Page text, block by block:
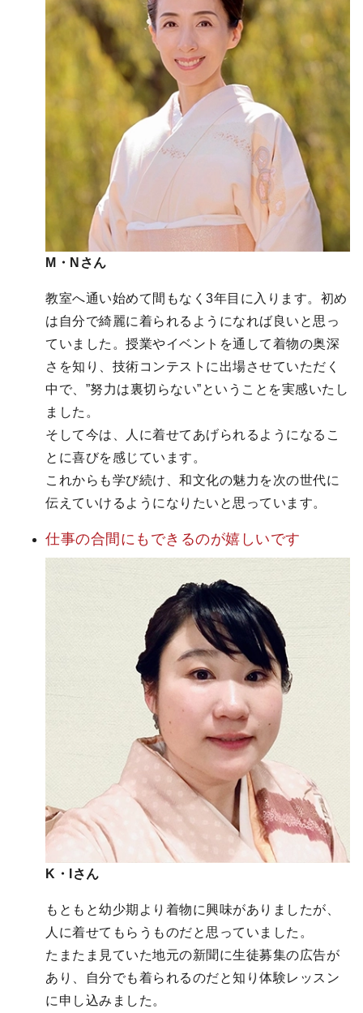
M・Nさん
教室へ通い始めて間もなく3年目に入ります。初め
は自分で綺麗に着られるようになれば良いと思っ
ていました。授業やイベントを通して着物の奥深
さを知り、技術コンテストに出場させていただく
中で、”努力は裏切らない”ということを実感いたし
ました。
そして今は、人に着せてあげられるようになるこ
とに喜びを感じています。
これからも学び続け、和文化の魅力を次の世代に
伝えていけるようになりたいと思っています。
仕事の合間にも できるのが嬉しいです
K・Iさん
もともと幼少期より着物に興味がありましたが、
人に着せてもらうものだと思っていました。
たまたま見ていた地元の新聞に生徒募集の広告が
あり、自分でも着られるのだと知り体験レッスン
に申し込みました。